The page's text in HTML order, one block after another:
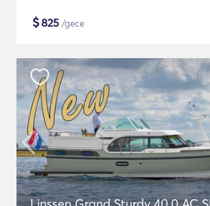
$825 /gece